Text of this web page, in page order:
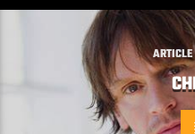
ARTICLE